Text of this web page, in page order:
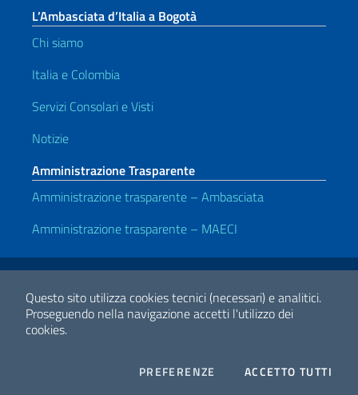
Questo sito utilizza cookies tecnici (necessari) e analitici.
Proseguendo nella navigazione accetti l'utilizzo dei
cookies.
PREFERENZE COOKIESACCETTO TUTTI
L’Ambasciata d’Italia a Bogotà
Chi siamo
Italia e Colombia
Servizi Consolari e Visti
Notizie
Amministrazione Trasparente
Amministrazione trasparente – Ambasciata
Amministrazione trasparente – MAECI
Link Utili